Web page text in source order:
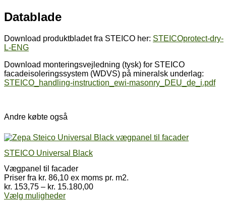
Datablade
Download produktbladet fra STEICO her: STEICOprotect-dry-
L-ENG
Download monteringsvejledning (tysk) for STEICO
facadeisoleringssystem (WDVS) på mineralsk underlag:
STEICO_handling-instruction_ewi-masonry_DEU_de_i.pdf
Andre købte også
STEICO Universal Black
Vægpanel til facader
Priser fra kr. 86,10 ex moms pr. m2.
kr. 153,75 – kr. 15.180,00Prisinterval:
Vælg mulighederDette